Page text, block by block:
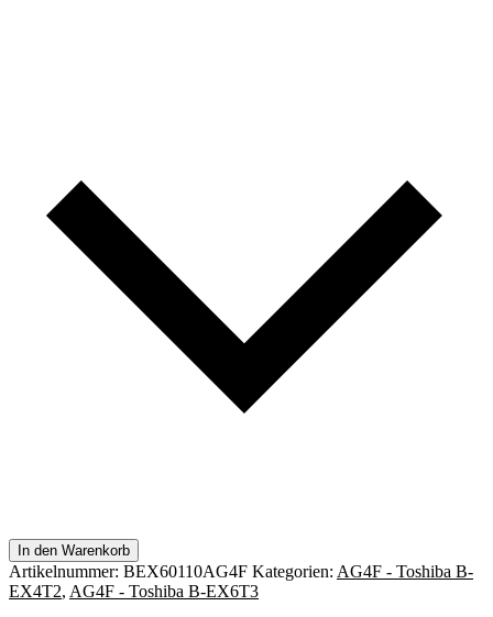
In den Warenkorb
Artikelnummer: BEX60110AG4F Kategorien: AG4F - Toshiba B-
EX4T2, AG4F - Toshiba B-EX6T3